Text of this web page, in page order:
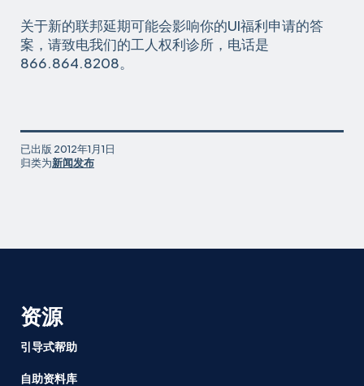
关于新的联邦延期可能会影响你的UI福利申请的答
案，请致电我们的工人权利诊所，电话是
866.864.8208。
已出版 2012年1月1日
归类为新闻发布
资源
引导式帮助
自助资料库